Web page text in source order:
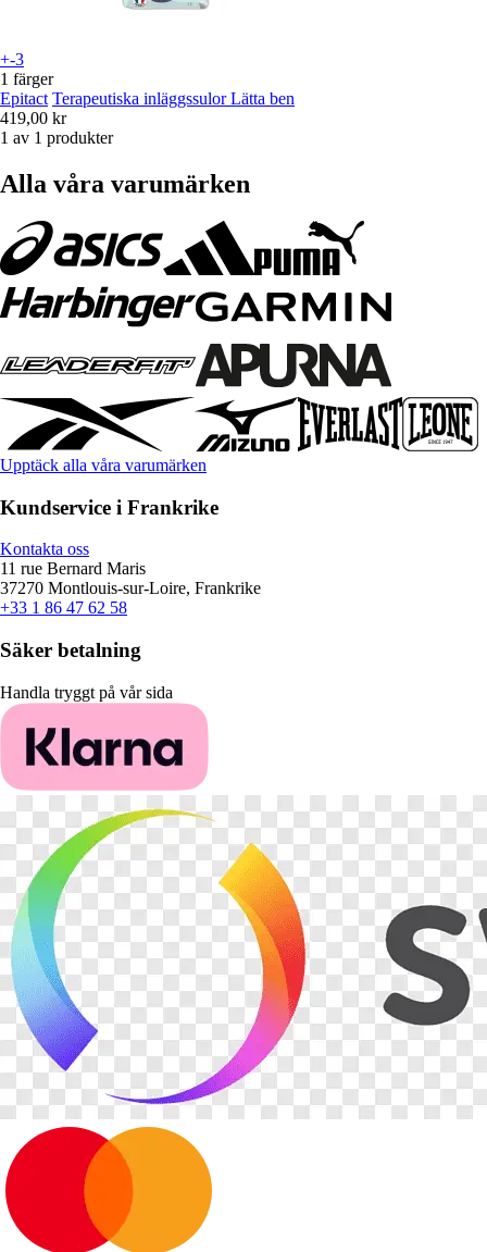
+-3
1 färger
Epitact Terapeutiska inläggssulor Lätta ben
419,00 kr
1 av 1 produkter
Alla våra varumärken
Upptäck alla våra varumärken
Kundservice i Frankrike
Kontakta oss
11 rue Bernard Maris
37270 Montlouis-sur-Loire, Frankrike
+33 1 86 47 62 58
Säker betalning
Handla tryggt på vår sida